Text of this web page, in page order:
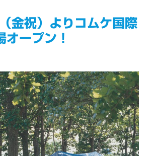
金祝）よりコムケ国際
オープン！